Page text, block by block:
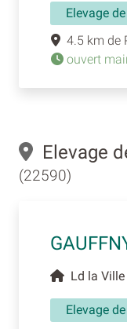
Elevage
4.5 km de
ouvert
Elevage
(22590)
Ld la
Elevage